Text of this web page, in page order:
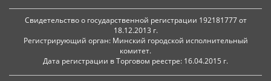
Свидетельство о государственной регистрации 192181777 от
18.12.2013 г.
Регистрирующий орган: Минский городской исполнительный
комитет.
Дата регистрации в Торговом реестре: 16.04.2015 г.